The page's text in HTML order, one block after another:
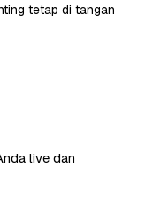
tetap di tangan
live dan